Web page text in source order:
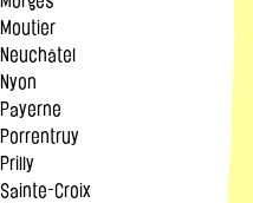
Moutier
Neuchâtel
Nyon
Payerne
Porrentruy
Prilly
Sainte-Croix